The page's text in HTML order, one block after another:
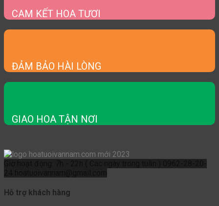
CAM KẾT HOA TƯƠI
ĐẢM BẢO HÀI LÒNG
GIAO HOA TẬN NƠI
Hỗ trợ khách hàng